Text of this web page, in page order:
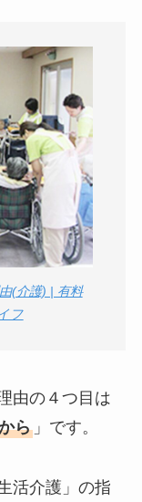
(介護) | 有料
フ
由の４つ目は
ら」です。
活介護」の指